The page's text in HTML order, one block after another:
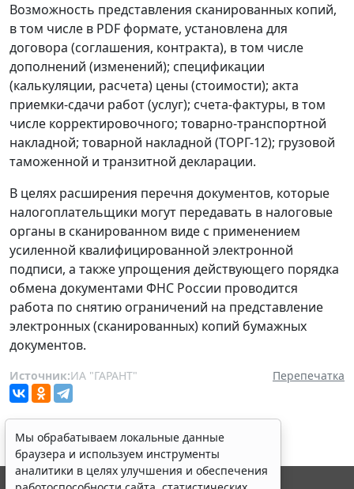
Возможность представления сканированных копий,
в том числе в PDF формате, установлена для
договора (соглашения, контракта), в том числе
дополнений (изменений); спецификации
(калькуляции, расчета) цены (стоимости); акта
приемки-сдачи работ (услуг); счета-фактуры, в том
числе корректировочного; товарно-транспортной
накладной; товарной накладной (ТОРГ-12); грузовой
таможенной и транзитной декларации.
В целях расширения перечня документов, которые
налогоплательщики могут передавать в налоговые
органы в сканированном виде с применением
усиленной квалифицированной электронной
подписи, а также упрощения действующего порядка
обмена документами ФНС России проводится
работа по снятию ограничений на представление
электронных (сканированных) копий бумажных
документов.
Источник:ИА "ГАРАНТ" Перепечатка
Мы обрабатываем локальные данные
браузера и используем инструменты
аналитики в целях улучшения и обеспечения